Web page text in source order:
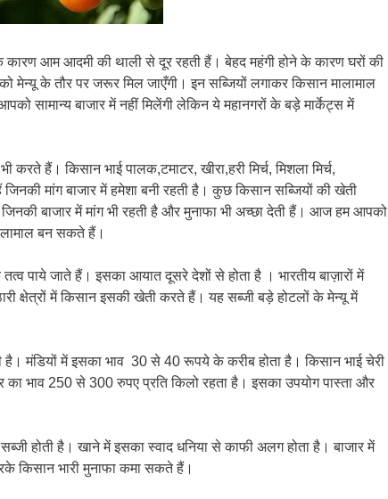
कारण आम आदमी की थाली से दूर रहती हैं। बेहद महंगी होने के कारण घरों की
मेन्यू के तौर पर जरूर मिल जाएँगी। इन सब्जियों लगाकर किसान मालामाल
सामान्य बाजार में नहीं मिलेंगी लेकिन ये महानगरों के बड़े मार्केट्स में
हैं। किसान भाई पालक,टमाटर, खीरा,हरी मिर्च, मिशला मिर्च,
मांग बाजार में हमेशा बनी रहती है। कुछ किसान सब्जियों की खेती
बाजार में मांग भी रहती है और मुनाफा भी अच्छा देती हैं। आज हम आपको
बन सकते हैं।
पाये जाते हैं। इसका आयात दूसरे देशों से होता है । भारतीय बाज़ारों में
क्षेत्रों में किसान इसकी खेती करते हैं। यह सब्जी बड़े होटलों के मेन्यू में
है। मंडियों में इसका भाव 30 से 40 रूपये के करीब होता है। किसान भाई चेरी
भाव 250 से 300 रुपए प्रति किलो रहता है। इसका उपयोग पास्ता और
होती है। खाने में इसका स्वाद धनिया से काफी अलग होता है। बाजार में
किसान भारी मुनाफा कमा सकते हैं।